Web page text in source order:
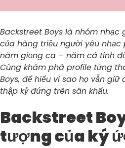
Backstreet Boys là nhóm nhạc
của hàng triệu người yêu
năm giọng ca – năm cá tính
Cùng khám phá profile từng
Boys, để hiểu vì sao họ vẫn
thập kỷ đứng trên sân khấu.
Backstreet
tượng của ký